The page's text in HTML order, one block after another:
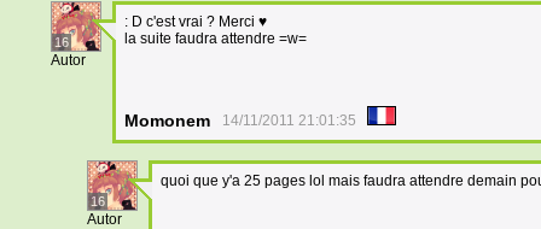
16
Autor
: D c'est vrai ? Merci ♥
la suite faudra attendre =w=
Momonem 14/11/2011 21:01:35
16
Autor
quoi que y'a 25 pages lol mais faudra attendre demain